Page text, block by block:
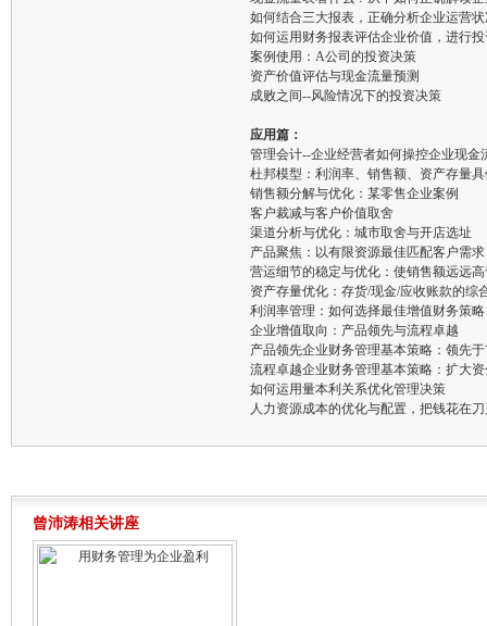
如何结合三大报表，正确分析企业运营
如何运用财务报表评估企业价值，进行
案例使用：A公司的投资决策
资产价值评估与现金流量预测
成败之间--风险情况下的投资决策
应用篇：
管理会计--企业经营者如何操控企业现金
杜邦模型：利润率、销售额、资产存量
销售额分解与优化：某零售企业案例
客户裁减与客户价值取舍
渠道分析与优化：城市取舍与开店选址
产品聚焦：以有限资源最佳匹配客户需求
营运细节的稳定与优化：使销售额远远
资产存量优化：存货/现金/应收账款的综
利润率管理：如何选择最佳增值财务策略
企业增值取向：产品领先与流程卓越
产品领先企业财务管理基本策略：领先
流程卓越企业财务管理基本策略：扩大
如何运用量本利关系优化管理决策
人力资源成本的优化与配置，把钱花在
曾沛涛相关讲座